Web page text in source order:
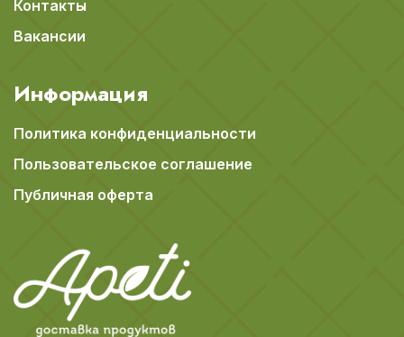
Контакты
Вакансии
Информация
Политика конфиденциальности
Пользовательское соглашение
Публичная оферта